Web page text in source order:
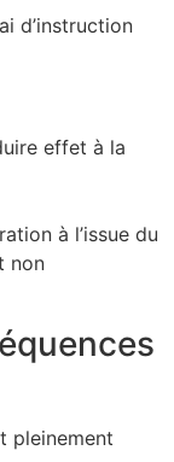
d’instruction
effet à la
à l’issue du
non
pleinement